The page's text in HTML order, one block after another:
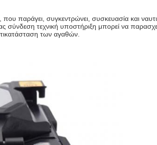
παράγει, συγκεντρώνει, συσκευασία και
σύνδεση τεχνική υποστήριξη μπορεί να
των αγαθών.